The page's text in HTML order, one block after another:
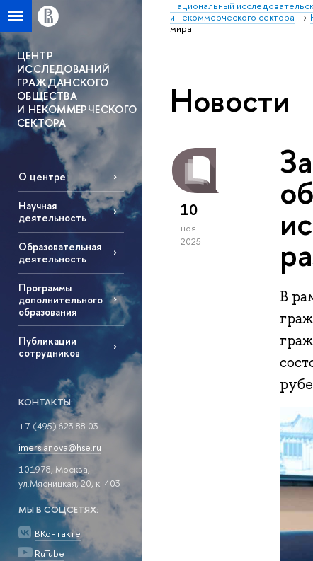
Национальный
и некоммерческого сектора
мира
ЦЕНТР
ИССЛЕДОВАНИЙ
ГРАЖДАНСКОГО
ОБЩЕСТВА
И НЕКОММЕРЧЕСКОГО
СЕКТОРА
О центре
Научная
деятельность
Образовательная
деятельность
Программы
дополнительного
образования
Публикации
сотрудников
КОНТАКТЫ:
+7 (495) 623 88 03
imersianova@hse.ru
101978, Москва,
ул.Мясницкая, 20, к. 403
МЫ В СОЦСЕТЯХ:
ВКонтакте
RuTube
Новости
10
ноя
2025
В